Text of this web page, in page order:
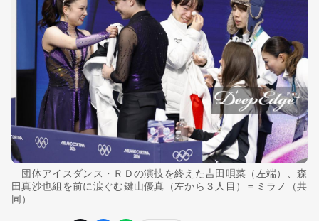
団体アイスダンス・ＲＤの演技を終えた吉田唄菜（左端）、森
田真沙也組を前に涙ぐむ鍵山優真（左から３人目）＝ミラノ（共
同）